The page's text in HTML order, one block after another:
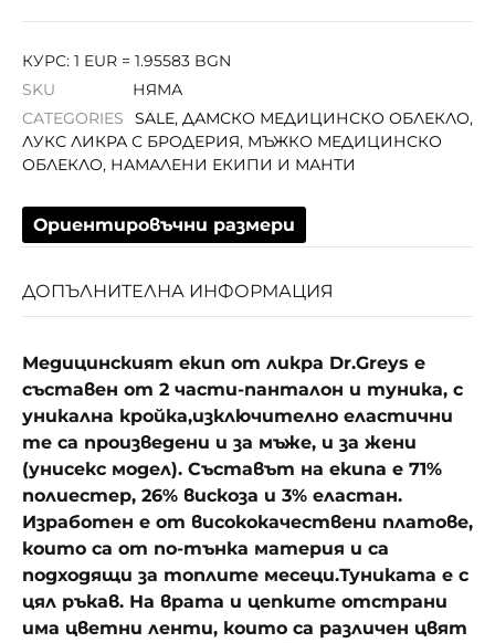
КУРС: 1 EUR = 1.95583 BGN
SKU
НЯМА
CATEGORIES
SALE, ДАМСКО МЕДИЦИНСКО ОБЛЕКЛО,
ЛУКС ЛИКРА С БРОДЕРИЯ, МЪЖКО МЕДИЦИНСКО
ОБЛЕКЛО, НАМАЛЕНИ ЕКИПИ И МАНТИ
Ориентировъчни размери
ДОПЪЛНИТЕЛНА ИНФОРМАЦИЯ
Медицинският екип от ликра Dr.Greys е
съставен от 2 части-панталон и туника, с
уникална кройка,изключително еластични
те са произведени и за мъже, и за жени
(унисекс модел). Съставът на екипа е 71%
полиестер, 26% вискоза и 3% еластан.
Изработен е от висококачествени платове,
които са от по-тънка материя и са
подходящи за топлите месеци.Туниката е с
цял ръкав. На врата и цепките отстрани
има цветни ленти, които са различен цвят